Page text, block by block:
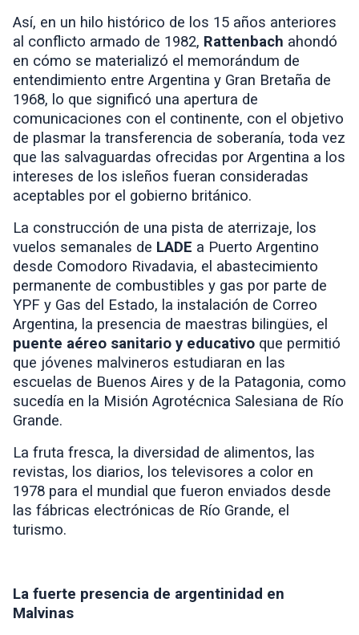
Así, en un hilo histórico de los 15 años anteriores
al conflicto armado de 1982, Rattenbach ahondó
en cómo se materializó el memorándum de
entendimiento entre Argentina y Gran Bretaña de
1968, lo que significó una apertura de
comunicaciones con el continente, con el objetivo
de plasmar la transferencia de soberanía, toda vez
que las salvaguardas ofrecidas por Argentina a los
intereses de los isleños fueran consideradas
aceptables por el gobierno británico.
La construcción de una pista de aterrizaje, los
vuelos semanales de LADE a Puerto Argentino
desde Comodoro Rivadavia, el abastecimiento
permanente de combustibles y gas por parte de
YPF y Gas del Estado, la instalación de Correo
Argentina, la presencia de maestras bilingües, el
puente aéreo sanitario y educativo que permitió
que jóvenes malvineros estudiaran en las
escuelas de Buenos Aires y de la Patagonia, como
sucedía en la Misión Agrotécnica Salesiana de Río
Grande.
La fruta fresca, la diversidad de alimentos, las
revistas, los diarios, los televisores a color en
1978 para el mundial que fueron enviados desde
las fábricas electrónicas de Río Grande, el
turismo.
La fuerte presencia de argentinidad en
Malvinas